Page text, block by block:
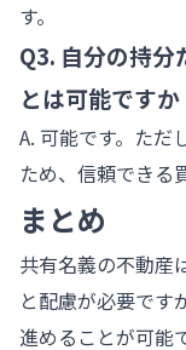
す。
Q3. 自分の持分
とは可能ですか
A. 可能です。ただ
ため、信頼できる
まとめ
共有名義の不動産
と配慮が必要です
進めることが可能